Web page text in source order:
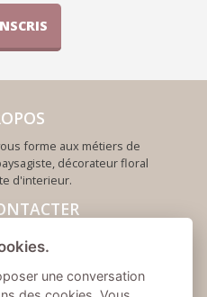
vous forme aux métiers de
décorateur floral
d'interieur.
14 29 43
une conversation